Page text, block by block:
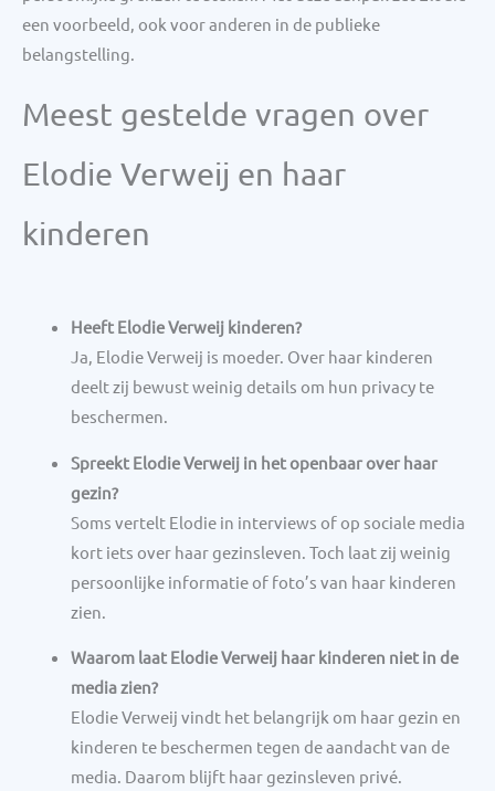
een voorbeeld, ook voor anderen in de publieke
belangstelling.
Meest gestelde vragen over
Elodie Verweij en haar
kinderen
Heeft Elodie Verweij kinderen?
Ja, Elodie Verweij is moeder. Over haar kinderen
deelt zij bewust weinig details om hun privacy te
beschermen.
Spreekt Elodie Verweij in het openbaar over haar
gezin?
Soms vertelt Elodie in interviews of op sociale media
kort iets over haar gezinsleven. Toch laat zij weinig
persoonlijke informatie of foto’s van haar kinderen
zien.
Waarom laat Elodie Verweij haar kinderen niet in de
media zien?
Elodie Verweij vindt het belangrijk om haar gezin en
kinderen te beschermen tegen de aandacht van de
media. Daarom blijft haar gezinsleven privé.